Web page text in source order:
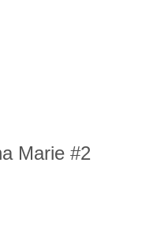
Marie #2